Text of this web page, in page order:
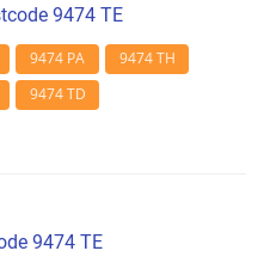
9474 TE
9474 PA
9474 TH
9474 TD
9474 TE